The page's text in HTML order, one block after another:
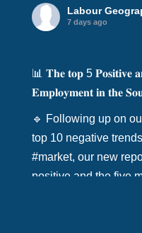
Labour
7 days ago
📊 𝐓𝐡𝐞 𝐭𝐨𝐩 5 𝐏𝐨𝐬𝐢𝐭𝐢𝐯𝐞
𝐄𝐦𝐩𝐥𝐨𝐲𝐦𝐞𝐧𝐭 𝐢𝐧 𝐭𝐡𝐞
🔹 Following up on
top 10 negative
#market, our new
positive and the five